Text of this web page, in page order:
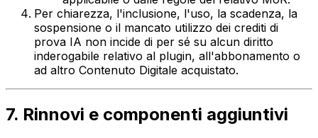
Per chiarezza, l'inclusione, l'uso, la scadenza, la
sospensione o il mancato utilizzo dei crediti di
prova IA non incide di per sé su alcun diritto
inderogabile relativo al plugin, all'abbonamento o
ad altro Contenuto Digitale acquistato.
7. Rinnovi e componenti aggiuntivi